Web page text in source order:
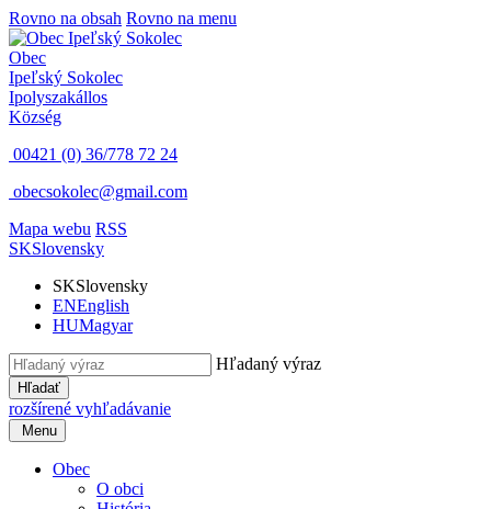
Rovno na obsah Rovno na menu
Obec
Ipeľský Sokolec
Ipolyszakállos
Község
00421 (0) 36/778 72 24
obecsokolec@gmail.com
Mapa webu RSS
SKSlovensky
SKSlovensky
ENEnglish
HUMagyar
Hľadaný výraz
Hľadať
rozšírené vyhľadávanie
Menu
Obec
O obci